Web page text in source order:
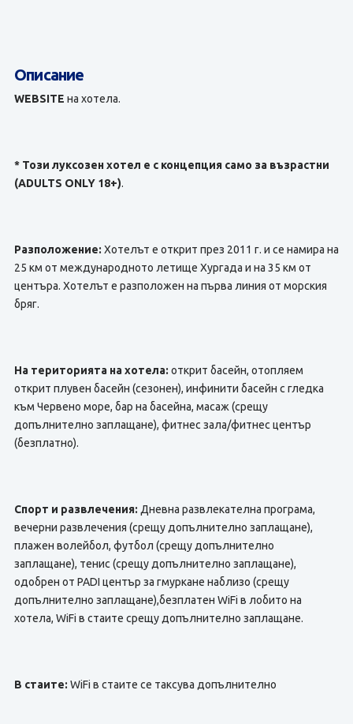
Описание
WEBSITE на хотела.
* Този луксозен хотел е с концепция само за възрастни
(ADULTS ONLY 18+).
Разположение: Хотелът е открит през 2011 г. и се намира на
25 км от международното летище Хургада и на 35 км от
центъра. Хотелът е разположен на първа линия от морския
бряг.
На територията на хотела: открит басейн, отопляем
открит плувен басейн (сезонен), инфинити басейн с гледка
към Червено море, бар на басейна, масаж (срещу
допълнително заплащане), фитнес зала/фитнес център
(безплатно).
Спорт и развлечения: Дневна развлекателна програма,
вечерни развлечения (срещу допълнително заплащане),
плажен волейбол, футбол (срещу допълнително
заплащане), тенис (срещу допълнително заплащане),
одобрен от PADI център за гмуркане наблизо (срещу
допълнително заплащане),безплатен WiFi в лобито на
хотела, WiFi в стаите срещу допълнително заплащане.
В стаите: WiFi в стаите се таксува допълнително